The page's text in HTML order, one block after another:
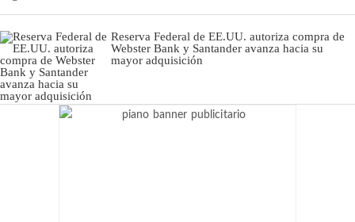
Reserva Federal de EE.UU. autoriza compra de
Webster Bank y Santander avanza hacia su
mayor adquisición